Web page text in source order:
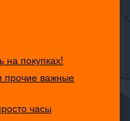
на покупках!
прочие важные
часы